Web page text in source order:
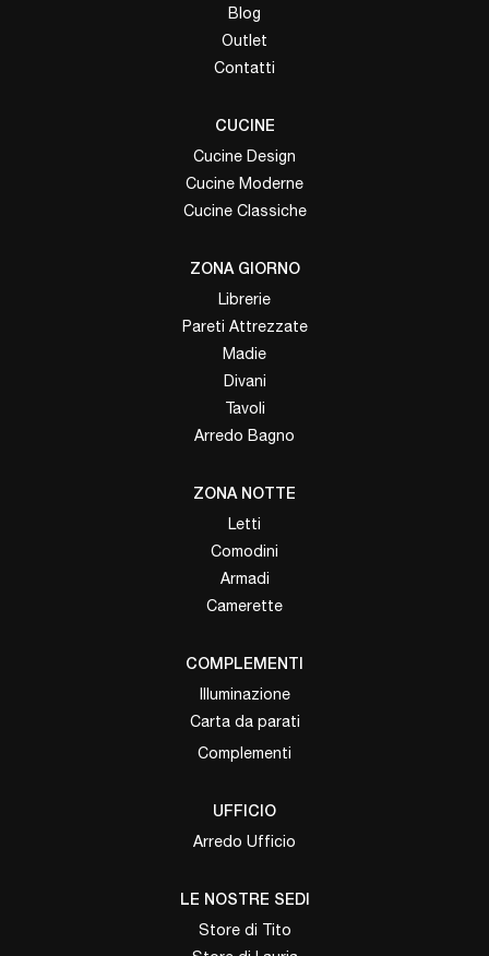
Blog
Outlet
Contatti
CUCINE
Cucine Design
Cucine Moderne
Cucine Classiche
ZONA GIORNO
Librerie
Pareti Attrezzate
Madie
Divani
Tavoli
Arredo Bagno
ZONA NOTTE
Letti
Comodini
Armadi
Camerette
COMPLEMENTI
Illuminazione
Carta da parati
Complementi
UFFICIO
Arredo Ufficio
LE NOSTRE SEDI
Store di Tito